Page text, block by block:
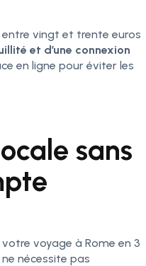
vingt et trente euros
et d’une connexion
en ligne pour éviter les
sans
voyage à Rome en 3
nécessite pas